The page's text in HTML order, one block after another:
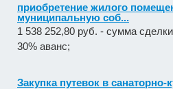
приобретение жилого
муниципальную соб...
1 538 252,80 руб. - сумма сделки
30% аванс;
Закупка путевок в